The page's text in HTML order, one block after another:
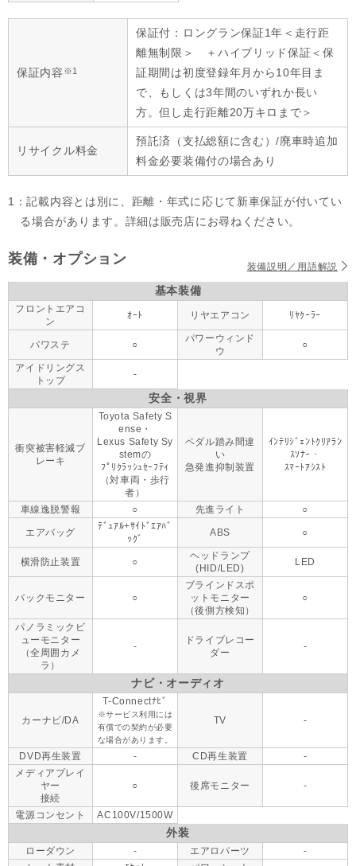
保証内容 ※1
保証付：ロングラン保証1年＜走行距
離無制限＞ ＋ハイブリッド保証＜保
証期間は初度登録年月から10年目ま
で、もしくは3年間のいずれか長い
方。但し走行距離20万キロまで＞
リサイクル料金
預託済（支払総額に含む）/廃車時追加
料金必要装備付の場合あり
1：記載内容とは別に、距離・年式に応じて新車保証が付いてい
る場合があります。詳細は販売店にお尋ねください。
装備・オプション 装備説明／用語解説
基本装備
フロントエアコ
ン
ｵｰﾄ リヤエアコン ﾘﾔｸｰﾗｰ
パワステ ○
パワーウィンド
ウ
○
アイドリングス
トップ
-
安全・視界
衝突被害軽減ブ
レーキ
Toyota Safety S
ense・
Lexus Safety Sy
stemの
ﾌﾟﾘｸﾗｯｼｭｾｰﾌﾃｨ
（対車両・歩行
者）
ペダル踏み間違
い
急発進抑制装置
ｲﾝﾃﾘｼﾞｪﾝﾄｸﾘｱﾗﾝ
ｽｿﾅｰ・
ｽﾏｰﾄｱｼｽﾄ
車線逸脱警報 ○ 先進ライト ○
エアバッグ
ﾃﾞｭｱﾙ+ｻｲﾄﾞｴｱﾊﾞ
ｯｸﾞ
ABS ○
横滑防止装置 ○
ヘッドランプ
(HID/LED)
LED
バックモニター ○
ブラインドスポ
ットモニター
（後側方検知）
○
パノラミックビ
ューモニター
（全周囲カメ
ラ）
-
ドライブレコー
ダー
-
ナビ・オーディオ
カーナビ/DA
T-Connectﾅﾋﾞ
※サービス利用には
有償での契約が必要
な場合があります。
TV -
DVD再生装置 - CD再生装置
-
メディアプレイ
ヤー
接続
○ 後席モニター -
電源コンセント AC100V/1500W
外装
ローダウン - エアロパーツ
-